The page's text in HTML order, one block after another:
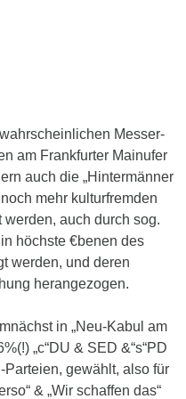
Messer-
am Frankfurter Mainufer
auch die „Hintermänner
mehr kulturfremden
auch durch sog.
höchste €benen des
werden, und deren
herangezogen.
in „Neu-Kabul am
„c“DU & SED &“s“PD
gewählt, also für
& „Wir schaffen das“